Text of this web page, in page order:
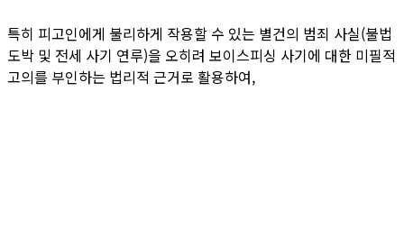
특히 피고인에게 불리하게 작용할 수 있는 별건의 범죄 사실(불법
도박 및 전세 사기 연루)을 오히려 보이스피싱 사기에 대한 미필적
고의를 부인하는 법리적 근거로 활용하여,